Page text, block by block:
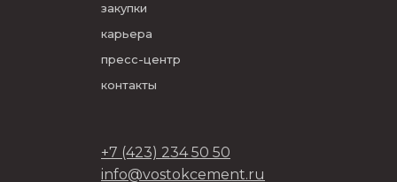
закупки
карьера
пресс-центр
контакты
+7 (423) 234 50 50
info@vostokcement.ru